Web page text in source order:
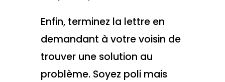
Enfin, terminez la lettre en
demandant à votre voisin de
trouver une solution au
problème. Soyez poli mais